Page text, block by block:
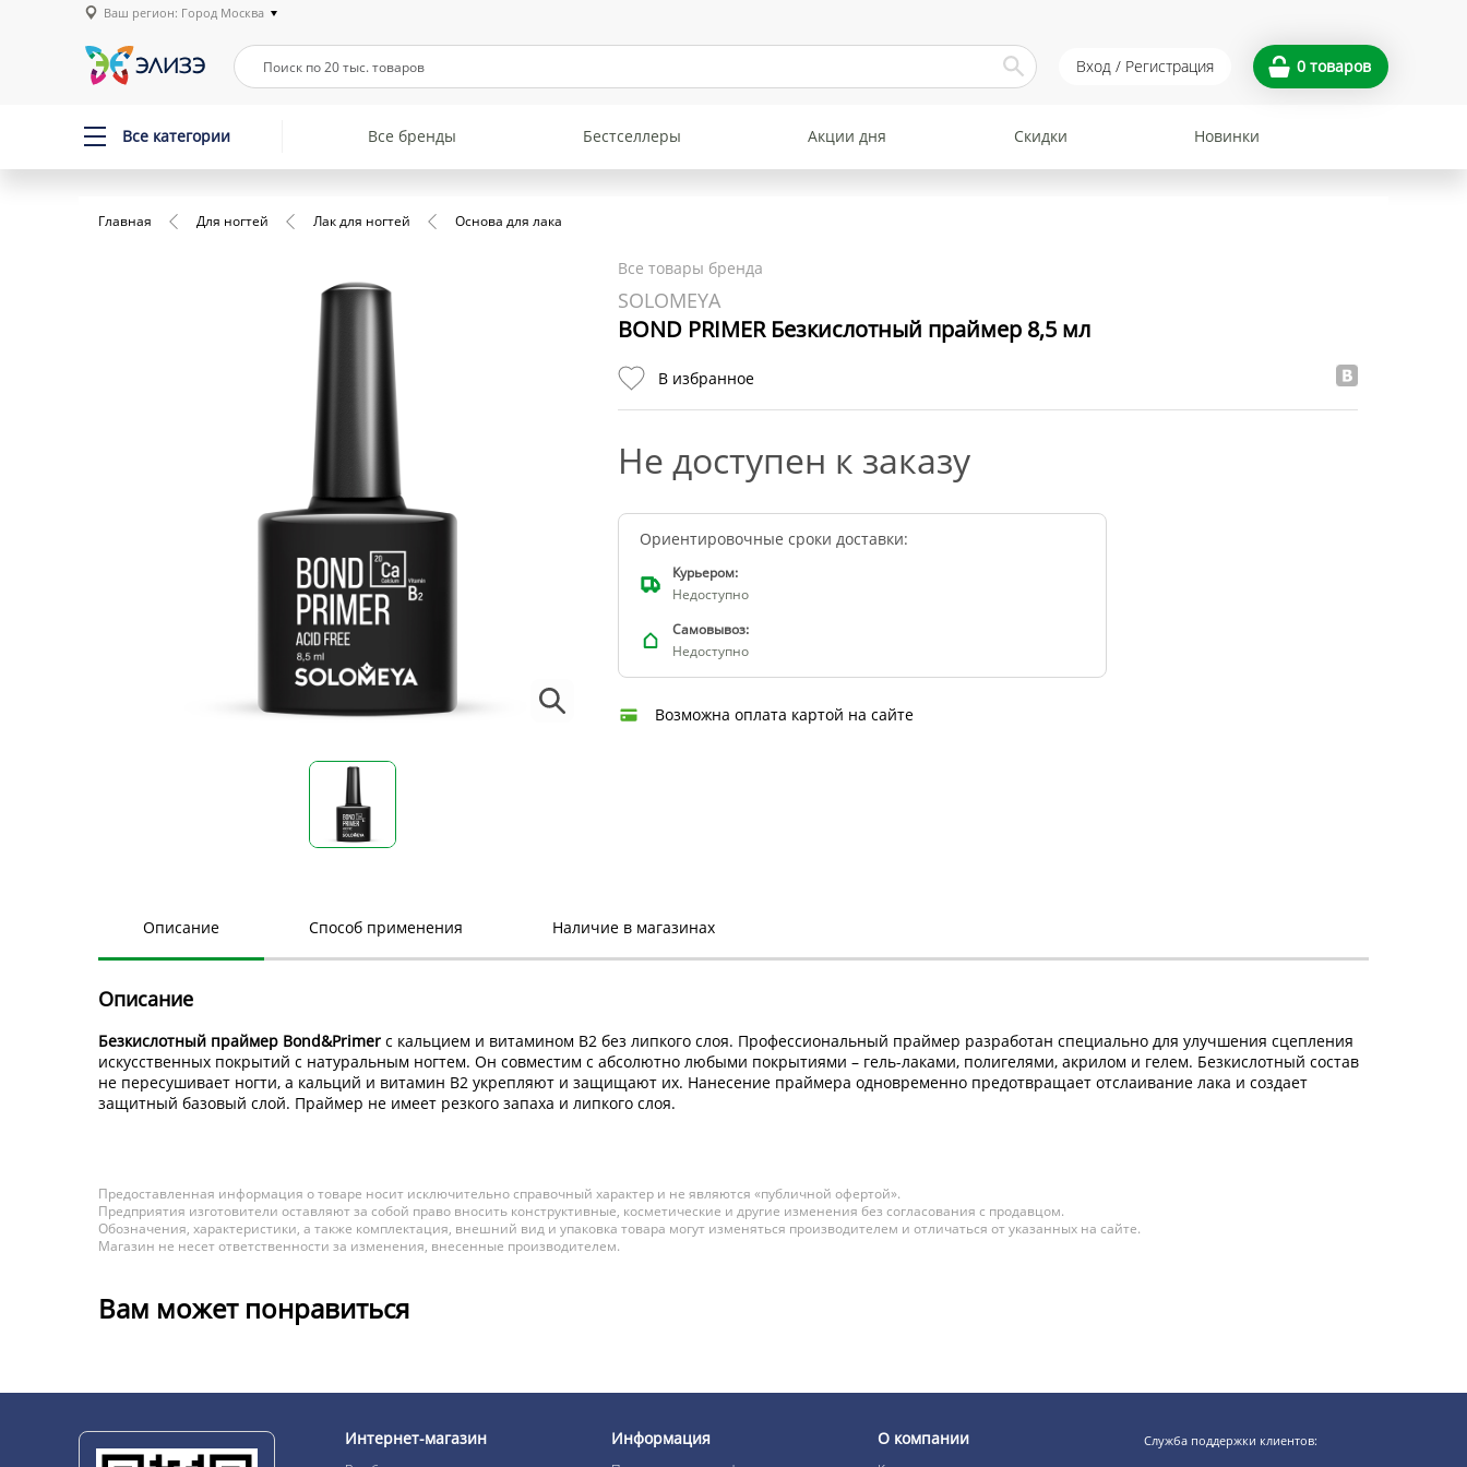
Ваш регион: Город Москва
Вход / Регистрация 0 товаров
Все категории Все бренды Бестселлеры Акции дня Скидки Новинки
Главная Для ногтей Лак для ногтей Основа для лака
Все товары бренда
SOLOMEYA
BOND PRIMER Безкислотный праймер 8,5 мл
В избранное
Не доступен к заказу
Ориентировочные сроки доставки:
Курьером:
Недоступно
Самовывоз:
Недоступно
Возможна оплата картой на сайте
Описание Способ применения Наличие в магазинах
Описание
Безкислотный праймер Bond&Primer с кальцием и витамином В2 без липкого слоя. Профессиональный праймер разработан специально для улучшения сцепления
искусственных покрытий с натуральным ногтем. Он совместим с абсолютно любыми покрытиями – гель-лаками, полигелями, акрилом и гелем. Безкислотный состав
не пересушивает ногти, а кальций и витамин В2 укрепляют и защищают их. Нанесение праймера одновременно предотвращает отслаивание лака и создает
защитный базовый слой. Праймер не имеет резкого запаха и липкого слоя.
Предоставленная информация о товаре носит исключительно справочный характер и не являются «публичной офертой».
Предприятия изготовители оставляют за собой право вносить конструктивные, косметические и другие изменения без согласования с продавцом.
Обозначения, характеристики, а также комплектация, внешний вид и упаковка товара могут изменяться производителем и отличаться от указанных на сайте.
Магазин не несет ответственности за изменения, внесенные производителем.
Вам может понравиться
Интернет-магазин Информация О компании Служба поддержки клиентов: